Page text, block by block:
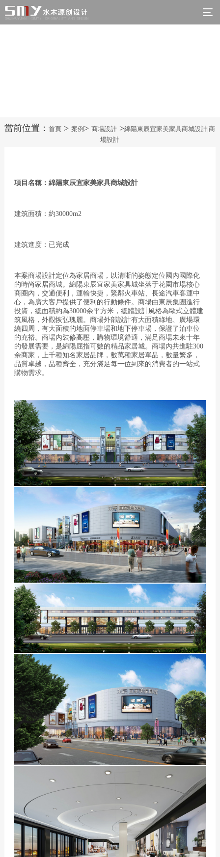
當前位置：首頁 >案例 >商場設計 >綿陽東辰宜家美家具商城設計|商
場設計
項目名稱：綿陽東辰宜家美家具商城設計
建筑面積：約30000m2
建筑進度：已完成
本案商場設計定位為家居商場，以清晰的姿態定位國內國際化
的時尚家居商城。綿陽東辰宜家美家具城坐落于花園市場核心
商圈內，交通便利，運輸快捷，緊鄰火車站、長途汽車客運中
心，為廣大客戶提供了便利的行動條件。商場由東辰集團進行
投資，總面積約為30000余平方米，總體設計風格為歐式立體建
筑風格，外觀恢弘瑰麗。商場外部設計有大面積綠地、廣場環
繞四周，有大面積的地面停車場和地下停車場，保證了泊車位
的充裕。商場內裝修高壓，購物環境舒適，滿足商場未來十年
的發展需要，是綿陽屈指可數的精品家居城。商場內共進駐300
余商家，上千種知名家居品牌，數萬種家居單品，數量繁多，
品質卓越，品種齊全，充分滿足每一位到來的消費者的一站式
購物需求。